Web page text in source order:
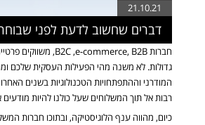
21.10.21
דברים שחשוב לדעת לפני
המשלוחים שלכם
חברותe-commerce, B2B
,
B2C, משווקים
גדולות. לא משנה מהי הפעילות העסקית שלכם
המודרני וההתפתחויות הטכנולוגיות בשנים
רבות אל תוך המשלוחים שעל כולנו להיות מודעים
כיום, מהווה ענף הלוגיסטיקה, ובתוכו חברות